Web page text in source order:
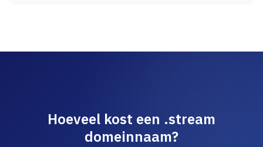
Hoeveel kost een .stream
domeinnaam?